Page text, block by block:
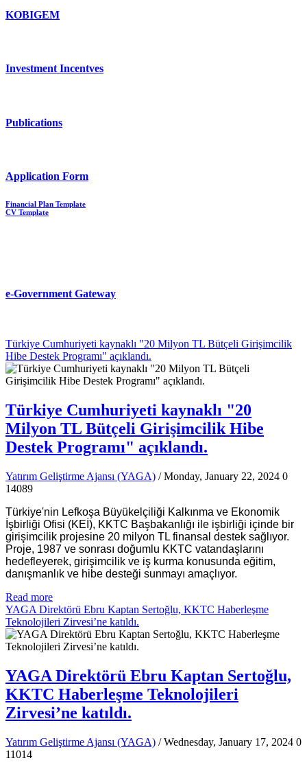
KOBIGEM
Investment Incentves
Publications
Application Form
Financial Plan Template
CV Template
e-Government Gateway
Türkiye Cumhuriyeti kaynaklı "20 Milyon TL Bütçeli Girişimcilik
Hibe Destek Programı" açıklandı.
Türkiye Cumhuriyeti kaynaklı "20
Milyon TL Bütçeli Girişimcilik Hibe
Destek Programı" açıklandı.
Yatırım Geliştirme Ajansı (YAGA) / Monday, January 22, 2024 0
14089
Türkiye'nin Lefkoşa Büyükelçiliği Kalkınma ve Ekonomik
İşbirliği Ofisi (KEİ), KKTC Başbakanlığı ile işbirliği içinde bir
girişimcilik projesine 20 milyon TL finansal destek sağlıyor.
Proje, 1987 ve sonrası doğumlu KKTC vatandaşlarını
hedefleyerek, girişimcilik ve iş kurma konusunda eğitim,
danışmanlık ve hibe desteği sunmayı amaçlıyor.
Read more
YAGA Direktörü Ebru Kaptan Sertoğlu, KKTC Haberleşme
Teknolojileri Zirvesi’ne katıldı.
YAGA Direktörü Ebru Kaptan Sertoğlu,
KKTC Haberleşme Teknolojileri
Zirvesi’ne katıldı.
Yatırım Geliştirme Ajansı (YAGA) / Wednesday, January 17, 2024 0
11014